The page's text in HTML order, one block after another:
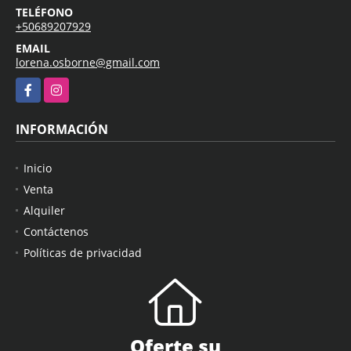
TELÉFONO
+50689207929
EMAIL
lorena.osborne@gmail.com
FacebookInstagram
INFORMACIÓN
Inicio
Venta
Alquiler
Contáctenos
Políticas de privacidad
Oferte su